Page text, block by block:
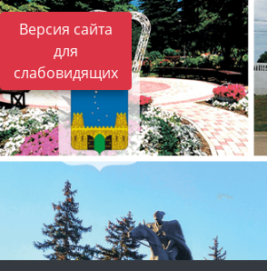
Версия сайта
для
слабовидящих